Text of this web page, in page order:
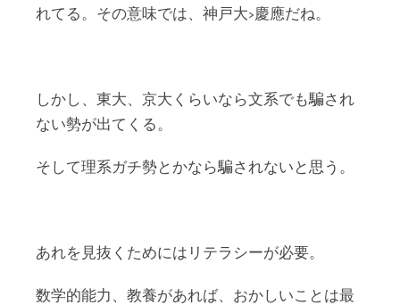
れてる。その意味では、神戸大>慶應だね。
しかし、東大、京大くらいなら文系でも騙され
ない勢が出てくる。
そして理系ガチ勢とかなら騙されないと思う。
あれを見抜くためにはリテラシーが必要。
数学的能力、教養があれば、おかしいことは最